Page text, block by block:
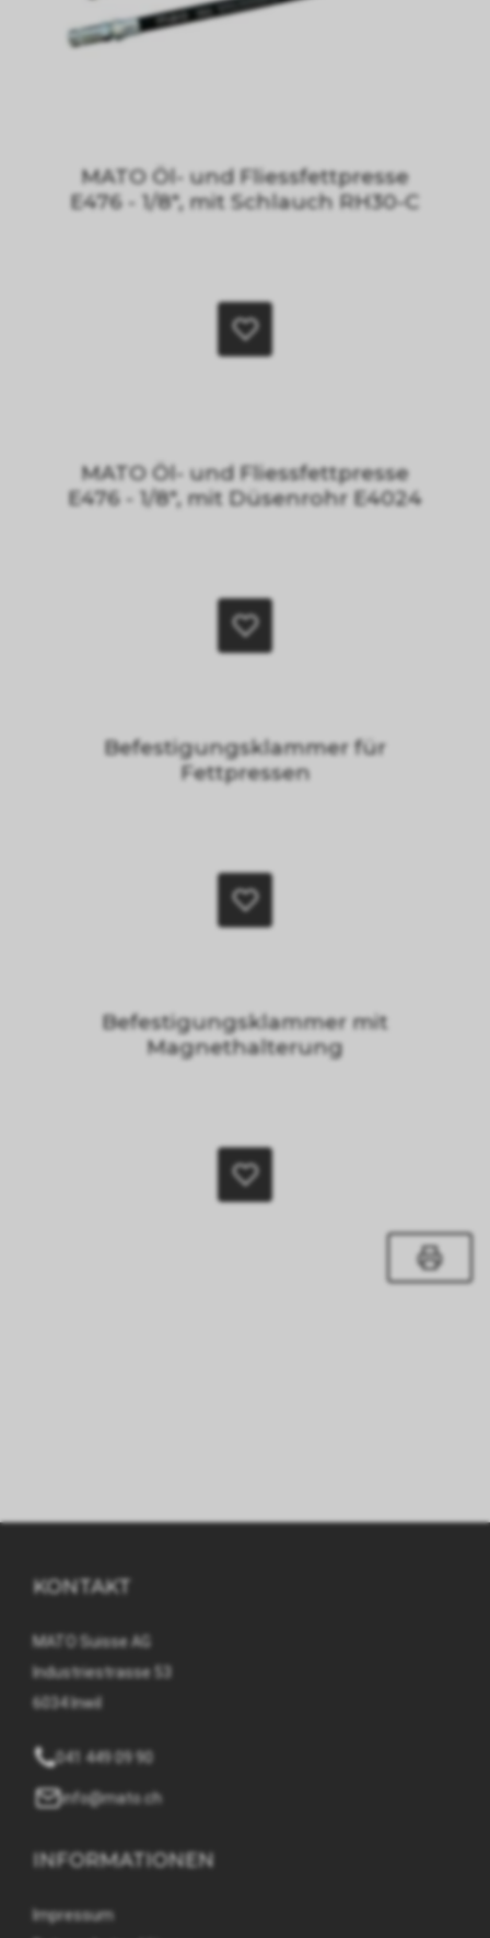
MATO Öl- und Fliessfettpresse
E476 - 1/8", mit Schlauch RH30-C
MATO Öl- und Fliessfettpresse
E476 - 1/8", mit Düsenrohr E4024
Befestigungsklammer für
Fettpressen
Befestigungsklammer mit
Magnethalterung
KONTAKT
MATO Suisse AG
Industriestrasse 53
6034 Inwil
041 449 09 90
info@mato.ch
INFORMATIONEN
Impressum